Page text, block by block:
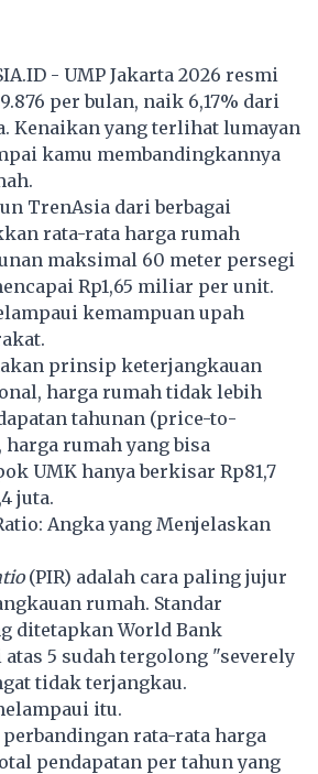
- UMP Jakarta 2026 resmi
per bulan, naik 6,17% dari
Kenaikan yang terlihat lumayan
kamu membandingkannya
TrenAsia dari berbagai
rata-rata harga rumah
maksimal 60 meter persegi
Rp1,65 miliar per unit.
kemampuan upah
prinsip keterjangkauan
harga rumah tidak lebih
tahunan (price-to-
rumah yang bisa
UMK hanya berkisar Rp81,7
juta.
Angka yang Menjelaskan
(PIR) adalah cara paling jujur
rumah. Standar
ditetapkan World Bank
5 sudah tergolong "severely
tidak terjangkau.
itu.
rata-rata harga
pendapatan per tahun yang